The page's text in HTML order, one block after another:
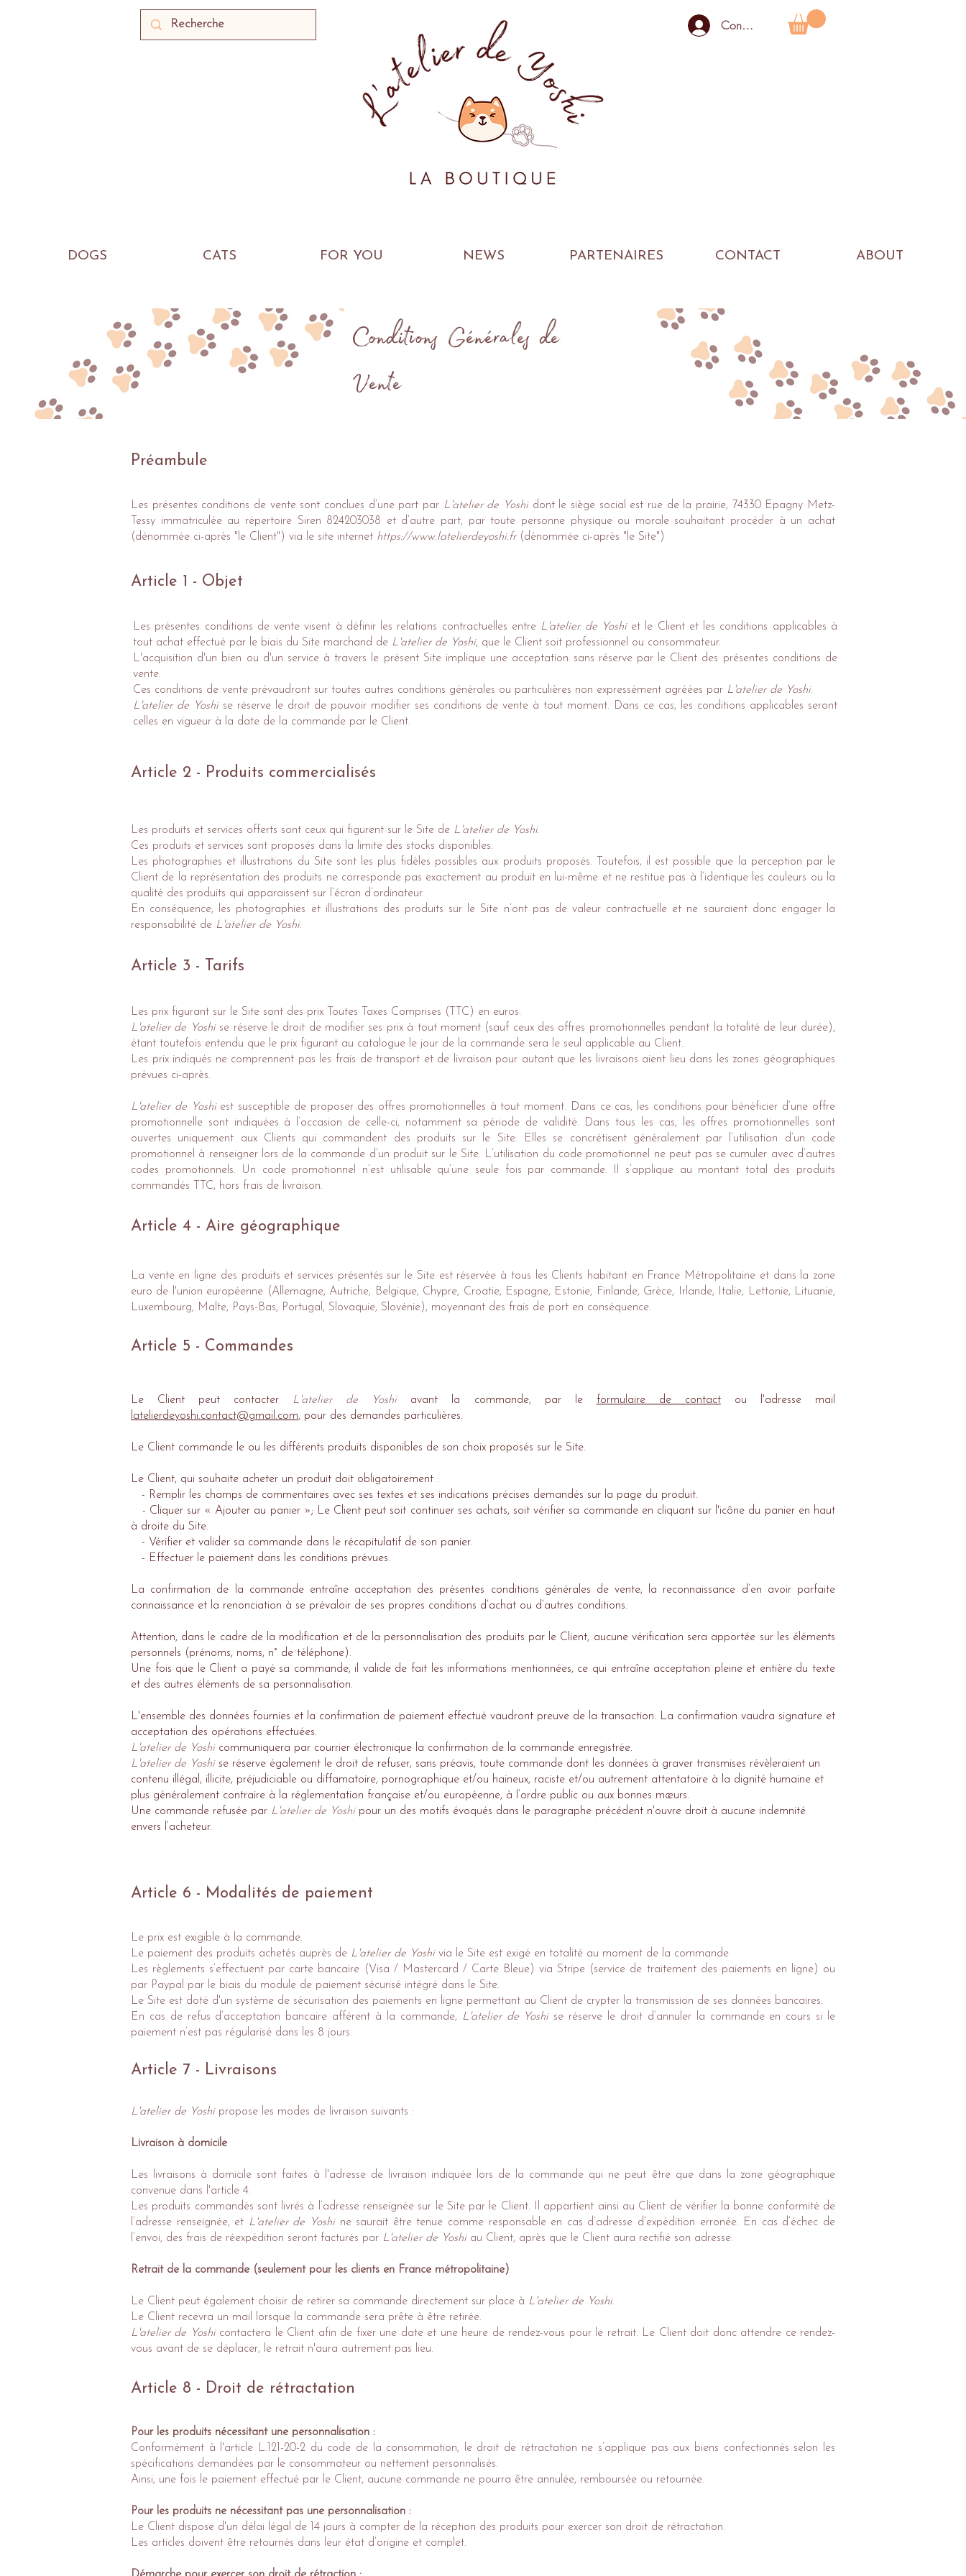
Connexion
DOGS CATS FOR YOU NEWS PARTENAIRES CONTACT ABOUT
Conditions Générales de
Vente
Préambule
Les présentes conditions de vente sont conclues d’une part par L'atelier de Yoshidont le siège social est rue de la prairie, 74330 Epagny Metz-
Tessy immatriculée au répertoire Siren 824203038 et d’autre part, par toute personne physique ou morale souhaitant procéder à un achat
(dénommée ci-après "le Client") via le site internet https://www.latelierdeyoshi.fr(dénommée ci-après "le Site")
Article 1 - Objet
Les présentes conditions de vente visent à définir les relations contractuelles entre L'atelier de Yoshiet le Client et les conditions applicables à
tout achat effectué par le biais du Site marchand de L'atelier de Yoshi, que le Client soit professionnel ou consommateur.
L'acquisition d'un bien ou d'un service à travers le présent Site implique une acceptation sans réserve par le Client des présentes conditions de
vente.
Ces conditions de vente prévaudront sur toutes autres conditions générales ou particulières non expressément agréées par L'atelier de Yoshi.
L'atelier de Yoshise réserve le droit de pouvoir modifier ses conditions de vente à tout moment. Dans ce cas, les conditions applicables seront
celles en vigueur à la date de la commande par le Client.
Article 2 - Produits commercialisés
Les produits et services offerts sont ceux qui figurent sur le Site de L'atelier de Yoshi.
Ces produits et services sont proposés dans la limite des stocks disponibles.
Les photographies et illustrations du Site sont les plus fidèles possibles aux produits proposés. Toutefois, il est possible que la perception par le
Client de la représentation des produits ne corresponde pas exactement au produit en lui-même et ne restitue pas à l’identique les couleurs ou la
qualité des produits qui apparaissent sur l’écran d’ordinateur.
En conséquence, les photographies et illustrations des produits sur le Site n’ont pas de valeur contractuelle et ne sauraient donc engager la
responsabilité de L'atelier de Yoshi.
Article 3 - Tarifs
Les prix figurant sur le Site sont des prix Toutes Taxes Comprises (TTC) en euros.
L'atelier de Yoshise réserve le droit de modifier ses prix à tout moment (sauf ceux des offres promotionnelles pendant la totalité de leur durée),
étant toutefois entendu que le prix figurant au catalogue le jour de la commande sera le seul applicable au Client.
Les prix indiqués ne comprennent pas les frais de transport et de livraison pour autant que les livraisons aient lieu dans les zones géographiques
prévues ci-après.
L'atelier de Yoshiest susceptible de proposer des offres promotionnelles à tout moment. Dans ce cas, les conditions pour bénéficier d’une offre
promotionnelle sont indiquées à l’occasion de celle-ci, notamment sa période de validité. Dans tous les cas, les offres promotionnelles sont
ouvertes uniquement aux Clients qui commandent des produits sur le Site. Elles se concrétisent généralement par l’utilisation d’un code
promotionnel à renseigner lors de la commande d’un produit sur le Site. L’utilisation du code promotionnel ne peut pas se cumuler avec d’autres
codes promotionnels. Un code promotionnel n’est utilisable qu’une seule fois par commande. Il s’applique au montant total des produits
commandés TTC, hors frais de livraison.
Article 4 - Aire géographique
La vente en ligne des produits et services présentés sur le Site est réservée à tous les Clients habitant en France Métropolitaine et dans la zone
euro de l'union européenne (Allemagne, Autriche, Belgique, Chypre, Croatie, Espagne, Estonie, Finlande, Grèce, Irlande, Italie, Lettonie, Lituanie,
Luxembourg, Malte, Pays-Bas, Portugal, Slovaquie, Slovénie), moyennant des frais de port en conséquence.
Article 5 - Commandes
Le Client peut contacter L'atelier de Yoshiavant la commande, par le formulaire de contactou l'adresse mail
latelierdeyoshi.contact@gmail.com, pour des demandes particulières.
Le Client commande le ou les différents produits disponibles de son choix proposés sur le Site.
Le Client, qui souhaite acheter un produit doit obligatoirement :
- Remplir les champs de commentaires avec ses textes et ses indications précises demandés sur la page du produit.
- Cliquer sur « Ajouter au panier »; Le Client peut soit continuer ses achats, soit vérifier sa commande en cliquant sur l'icône du panier en haut
à droite du Site.
- Vérifier et valider sa commande dans le récapitulatif de son panier.
- Effectuer le paiement dans les conditions prévues.
La confirmation de la commande entraîne acceptation des présentes conditions générales de vente, la reconnaissance d’en avoir parfaite
connaissance et la renonciation à se prévaloir de ses propres conditions d’achat ou d’autres conditions.
Attention, dans le cadre de la modification et de la personnalisation des produits par le Client, aucune vérification sera apportée sur les éléments
personnels (prénoms, noms, n° de téléphone).
Une fois que le Client a payé sa commande, il valide de fait les informations mentionnées, ce qui entraîne acceptation pleine et entière du texte
et des autres éléments de sa personnalisation.
L'ensemble des données fournies et la confirmation de paiement effectué vaudront preuve de la transaction. La confirmation vaudra signature et
acceptation des opérations effectuées.
L'atelier de Yoshicommuniquera par courrier électronique la confirmation de la commande enregistrée.
L'atelier de Yoshise réserve également le droit de refuser, sans préavis, toute commande dont les données à graver transmises révèleraient un
contenu illégal, illicite, préjudiciable ou diffamatoire, pornographique et/ou haineux, raciste et/ou autrement attentatoire à la dignité humaine et
plus généralement contraire à la réglementation française et/ou européenne, à l’ordre public ou aux bonnes mœurs.
Une commande refusée par L'atelier de Yoshipour un des motifs évoqués dans le paragraphe précédent n'ouvre droit à aucune indemnité
envers l’acheteur.
Article 6 - Modalités de paiement
Le prix est exigible à la commande.
Le paiement des produits achetés auprès de L'atelier de Yoshivia le Site est exigé en totalité au moment de la commande.
Les règlements s’effectuent par carte bancaire (Visa / Mastercard / Carte Bleue) via Stripe (service de traitement des paiements en ligne) ou
par Paypal par le biais du module de paiement sécurisé intégré dans le Site.
Le Site est doté d'un système de sécurisation des paiements en ligne permettant au Client de crypter la transmission de ses données bancaires.
En cas de refus d’acceptation bancaire afférent à la commande,
L'atelier de Yoshise réserve le droit d’annuler la commande en cours si le
paiement n’est pas régularisé dans les 8 jours.
Article 7 - Livraisons
L'atelier de Yoshipropose les modes de livraison suivants :
Livraison à domicile
Les livraisons à domicile sont faites à l'adresse de livraison indiquée lors de la commande qui ne peut être que dans la zone géographique
convenue dans l'article 4.
Les produits commandés sont livrés à l’adresse renseignée sur le Site par le Client. Il appartient ainsi au Client de vérifier la bonne conformité de
l’adresse renseignée, et L'atelier de Yoshine saurait être tenue comme responsable en cas d’adresse d’expédition erronée. En cas d’échec de
l’envoi, des frais de réexpédition seront facturés par L'atelier de Yoshiau Client, après que le Client aura rectifié son adresse.
Retrait de la commande (seulement pour les clients en France métropolitaine)
Le Client peut également choisir de retirer sa commande directement sur place à L'atelier de Yoshi.
Le Client recevra un mail lorsque la commande sera prête à être retirée.
L'atelier de Yoshicontactera le Client afin de fixer une date et une heure de rendez-vous pour le retrait. Le Client doit donc attendre ce rendez-
vous avant de se déplacer, le retrait n'aura autrement pas lieu.
Article 8 - Droit de rétractation
Pour les produits nécessitant une personnalisation :
Conformément à l'article L.121-20-2 du code de la consommation, le droit de rétractation ne s’applique pas aux biens confectionnés selon les
spécifications demandées par le consommateur ou nettement personnalisés.
Ainsi, une fois le paiement effectué par le Client, aucune commande ne pourra être annulée, remboursée ou retournée.
Pour les produits ne nécessitant pas une personnalisation :
Le Client dispose d'un délai légal de 14 jours à compter de la réception des produits pour exercer son droit de rétractation.
Les articles doivent être retournés dans leur état d’origine et complet.